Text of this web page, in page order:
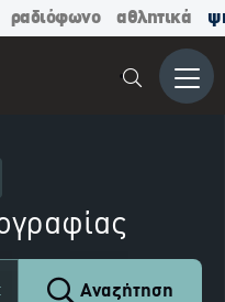
ραδιόφωνο αθλητικά
Μενού
Αναζήτηση